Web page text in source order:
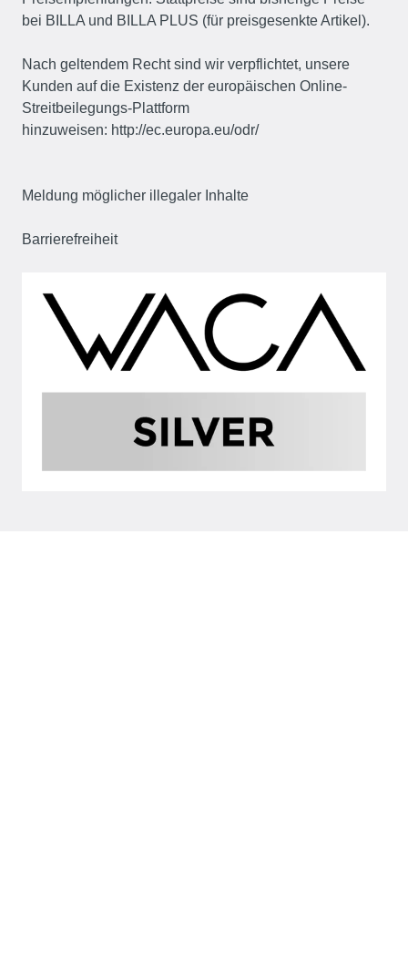
bei BILLA und BILLA PLUS (für preisgesenkte Artikel).
Nach geltendem Recht sind wir verpflichtet, unsere
Kunden auf die Existenz der europäischen Online-
Streitbeilegungs-Plattform
hinzuweisen: http://ec.europa.eu/odr/
Meldung möglicher illegaler Inhalte
Barrierefreiheit